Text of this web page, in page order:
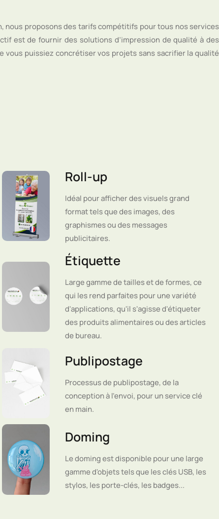
nous proposons des tarifs compétitifs pour tous nos services
est de fournir des solutions d’impression de qualité à des
vous puissiez concrétiser vos projets sans sacrifier la qualité
Roll-up
Idéal pour afficher des visuels grand
format tels que des images, des
graphismes ou des messages
publicitaires.
Étiquette
Large gamme de tailles et de formes, ce
qui les rend parfaites pour une variété
d'applications, qu'il s'agisse d'étiqueter
des produits alimentaires ou des articles
de bureau.
Publipostage
Processus de publipostage, de la
conception à l'envoi, pour un service clé
en main.
Doming
Le doming est disponible pour une large
gamme d'objets tels que les clés USB, les
stylos, les porte-clés, les badges...